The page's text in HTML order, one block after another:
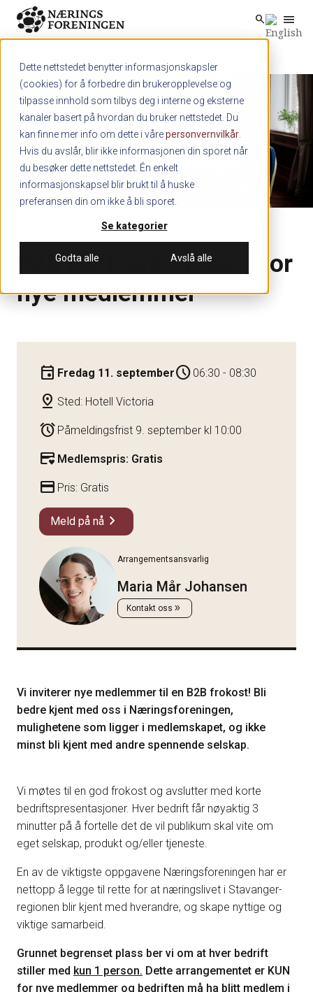
Dette nettstedet benytter informasjonskapsler
(cookies) for å forbedre din brukeropplevelse og
tilpasse innhold som tilbys deg i interne og eksterne
kanaler basert på hvordan du bruker nettstedet. Du
kan finne mer info om dette i vårepersonvernvilkår
Hvis du avslår, blir ikke informasjonen din sporet når
du besøker dette nettstedet. Én enkelt
informasjonskapsel blir brukt til å huske
preferansen din om ikke å bli sporet.
Se kategorier
Godta alle Avslå alle
Skip to main content search menu
B2B Nettverksfrokost for
nye medlemmer
event Fredag 11. septemberschedule 06:30 - 08:30
pin_drop Sted: Hotell Victoria
alarm Påmeldingsfrist 9. september kl 10:00
credit_card_heart Medlemspris: Gratis
credit_card Pris: Gratis
Meld på nå chevron_right
Arrangementsansvarlig
Maria Mår Johansen
Kontakt oss double_arrow
Vi inviterer nye medlemmer til en B2B frokost! Bli
bedre kjent med oss i Næringsforeningen,
mulighetene som ligger i medlemskapet, og ikke
minst bli kjent med andre spennende selskap.
Vi møtes til en god frokost og avslutter med korte
bedriftspresentasjoner. Hver bedrift får nøyaktig 3
minutter på å fortelle det de vil publikum skal vite om
eget selskap, produkt og/eller tjeneste.
En av de viktigste oppgavene Næringsforeningen har er
nettopp å legge til rette for at næringslivet i Stavanger-
regionen blir kjent med hverandre, og skape nyttige og
viktige samarbeid.
Grunnet begrenset plass ber vi om at hver bedrift
stiller med kun 1 person. Dette arrangementet er KUN
for nye medlemmer og bedriften må ha blitt medlem i